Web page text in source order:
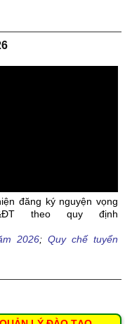
đăng ký nguyện vọng
theo quy định
2026; Quy chế tuyển